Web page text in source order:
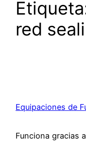
red
Equipaciones de
Funciona gracias a